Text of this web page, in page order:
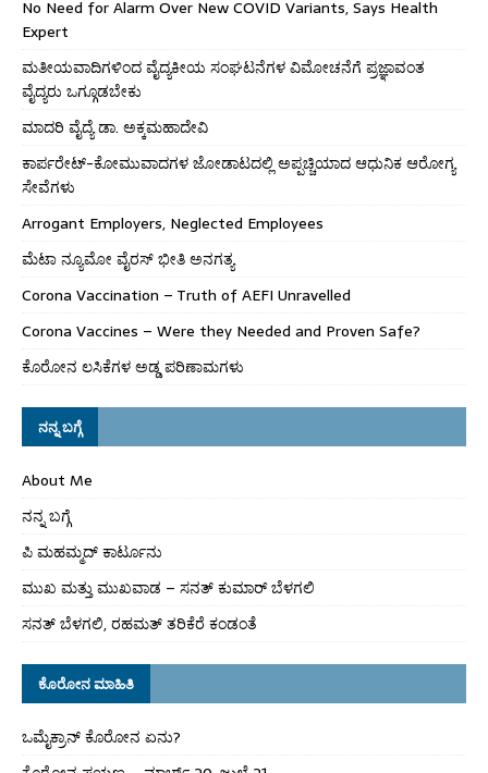
No Need for Alarm Over New COVID Variants, Says Health
Expert
ಮತೀಯವಾದಿಗಳಿಂದ ವೈದ್ಯಕೀಯ ಸಂಘಟನೆಗಳ ವಿಮೋಚನೆಗೆ ಪ್ರಜ್ಞಾವಂತ
ವೈದ್ಯರು ಒಗ್ಗೂಡಬೇಕು
ಮಾದರಿ ವೈದ್ಯೆ ಡಾ. ಅಕ್ಕಮಹಾದೇವಿ
ಕಾರ್ಪರೇಟ್-ಕೋಮುವಾದಗಳ ಜೋಡಾಟದಲ್ಲಿ ಅಪ್ಪಚ್ಚಿಯಾದ ಆಧುನಿಕ ಆರೋಗ್ಯ
ಸೇವೆಗಳು
Arrogant Employers, Neglected Employees
ಮೆಟಾ ನ್ಯೂಮೋ ವೈರಸ್ ಭೀತಿ ಅನಗತ್ಯ
Corona Vaccination – Truth of AEFI Unravelled
Corona Vaccines – Were they Needed and Proven Safe?
ಕೊರೋನ ಲಸಿಕೆಗಳ ಅಡ್ಡ ಪರಿಣಾಮಗಳು
ನನ್ನ ಬಗ್ಗೆ
About Me
ನನ್ನ ಬಗ್ಗೆ
ಪಿ ಮಹಮ್ಮದ್ ಕಾರ್ಟೂನು
ಮುಖ ಮತ್ತು ಮುಖವಾಡ – ಸನತ್ ಕುಮಾರ್ ಬೆಳಗಲಿ
ಸನತ್ ಬೆಳಗಲಿ, ರಹಮತ್ ತರಿಕೆರೆ ಕಂಡಂತೆ
ಕೊರೋನ ಮಾಹಿತಿ
ಒಮೈಕ್ರಾನ್ ಕೊರೋನ ಏನು?